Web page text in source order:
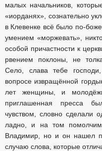
малых начальников,
«иорданях», сознательно
в Клевенке всё было по-
умением «моржевать»,
особой причастности к
рвением поклоны, не
Село, слава тебе
вопросе извращённой
лет женщины, и
приглашенная пресса
чувством, словно сделали
ладно, и на том
Владимир, но и он нашел
случаю слова, которые